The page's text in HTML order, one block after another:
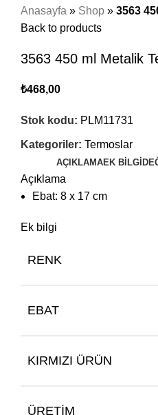
Anasayfa » Shop » 3563
Back to products
3563 450 ml Metalik
₺468,00
Stok kodu: PLM11731
Kategoriler: Termoslar
AÇIKLAMAEK BILGI
Açıklama
Ebat: 8 x 17 cm
Ek bilgi
RENK
EBAT
KIRMIZI ÜRÜN
ÜRETIM